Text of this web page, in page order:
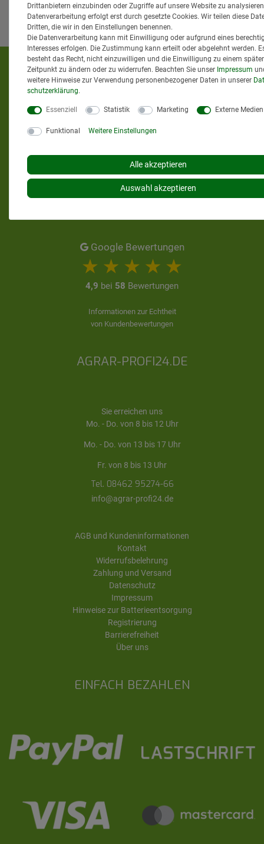
EINFACH BEZAHLEN
KUNDENMEINUNGEN
Google Bewertungen
4,9 bei 58 Bewertungen
Informationen zur Echtheit
von Kundenbewertungen
AGRAR-PROFI24.DE
Sie erreichen uns
Mo. - Do. von 8 bis 12 Uhr
Mo. - Do. von 13 bis 17 Uhr
Fr. von 8 bis 13 Uhr
Tel. 08462 95274-66
info@agrar-profi24.de
AGB und Kundeninformationen
Kontakt
Widerrufsbelehrung
Zahlung und Versand
Datenschutz
Impressum
Hinweise zur Batterieentsorgung
Registrierung
Barrierefreiheit
Über uns
Drittanbietern einzubinden oder Zugriffe auf unsere Website zu
Datenverarbeitung erfolgt erst durch gesetzte Cookies. Wir teilen diese
Dritten, die wir in den Einstellungen benennen.
Die Datenverarbeitung kann mit Einwilligung oder aufgrund eines
Interesses erfolgen. Die Zustimmung kann erteilt oder abgelehnt werden.
besteht das Recht, nicht einzuwilligen und die Einwilligung zu einem
Zeitpunkt zu ändern oder zu widerrufen. Beachten Sie unser Impressum
weitere Hinweise zur Verwendung personenbezogener Daten in unserer
schutz­erklärung.
Essenziell Statistik Marketing Externe Medien
Funktional Weitere Einstellungen
Alle akzeptieren
Auswahl akzeptieren